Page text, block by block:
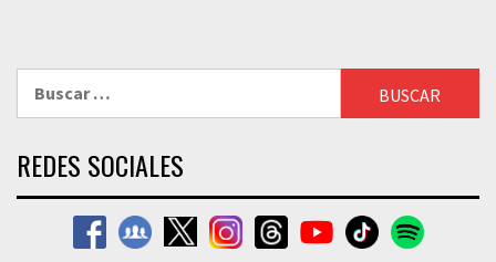
REDES SOCIALES